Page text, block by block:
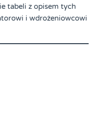
tabeli z opisem tych
i wdrożeniowcowi